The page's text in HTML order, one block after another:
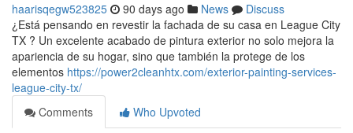
haarisqegw523825 90 days ago News
Discuss
¿Está pensando en revestir la fachada de su casa en League City
TX ? Un excelente acabado de pintura exterior no solo mejora la
apariencia de su hogar, sino que también la protege de los
elementos https://power2cleanhtx.com/exterior-painting-services-
league-city-tx/
Comments
Who Upvoted